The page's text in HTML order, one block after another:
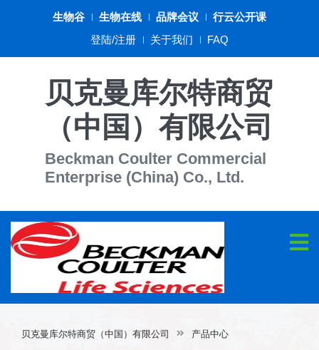
生物谷 生物在线 品牌会议
行云公开课
登陆/注册
关于我们 FAQ
贝克曼库尔特商贸
（中国）有限公司
Beckman Coulter Commercial
Enterprise (China) Co., Ltd.
贝克曼库尔特商贸（中国）有限公司 产品中心